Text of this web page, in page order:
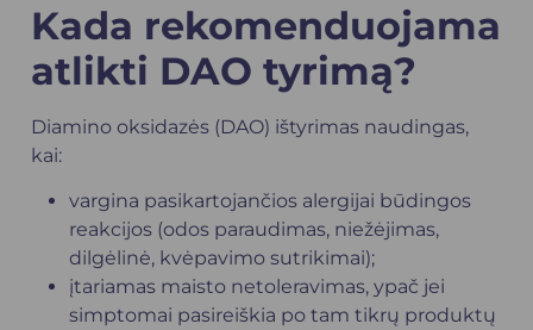
Kada rekomenduojama
atlikti DAO tyrimą?
Diamino oksidazės (DAO) ištyrimas naudingas,
kai:
vargina pasikartojančios alergijai būdingos
reakcijos (odos paraudimas, niežėjimas,
dilgėlinė, kvėpavimo sutrikimai);
įtariamas maisto netoleravimas, ypač jei
simptomai pasireiškia po tam tikrų produktų